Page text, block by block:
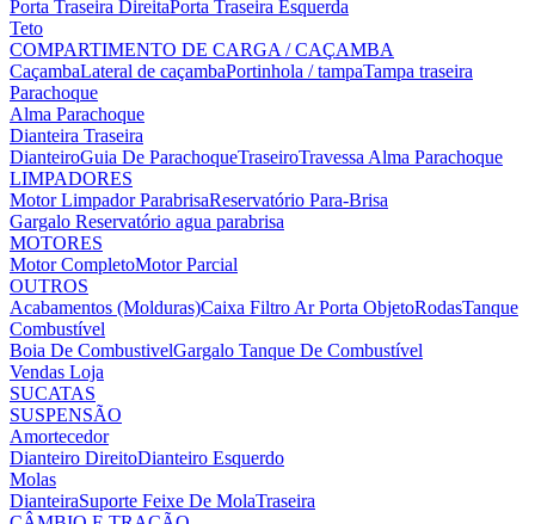
Porta Traseira DireitaPorta Traseira Esquerda
Teto
COMPARTIMENTO DE CARGA / CAÇAMBA
CaçambaLateral de caçambaPortinhola / tampaTampa traseira
Parachoque
Alma Parachoque
Dianteira Traseira
DianteiroGuia De ParachoqueTraseiroTravessa Alma Parachoque
LIMPADORES
Motor Limpador ParabrisaReservatório Para-Brisa
Gargalo Reservatório agua parabrisa
MOTORES
Motor CompletoMotor Parcial
OUTROS
Acabamentos (Molduras)Caixa Filtro ArPorta ObjetoRodasTanque
Combustível
Boia De CombustivelGargalo Tanque De Combustível
Vendas Loja
SUCATAS
SUSPENSÃO
Amortecedor
Dianteiro DireitoDianteiro Esquerdo
Molas
DianteiraSuporte Feixe De MolaTraseira